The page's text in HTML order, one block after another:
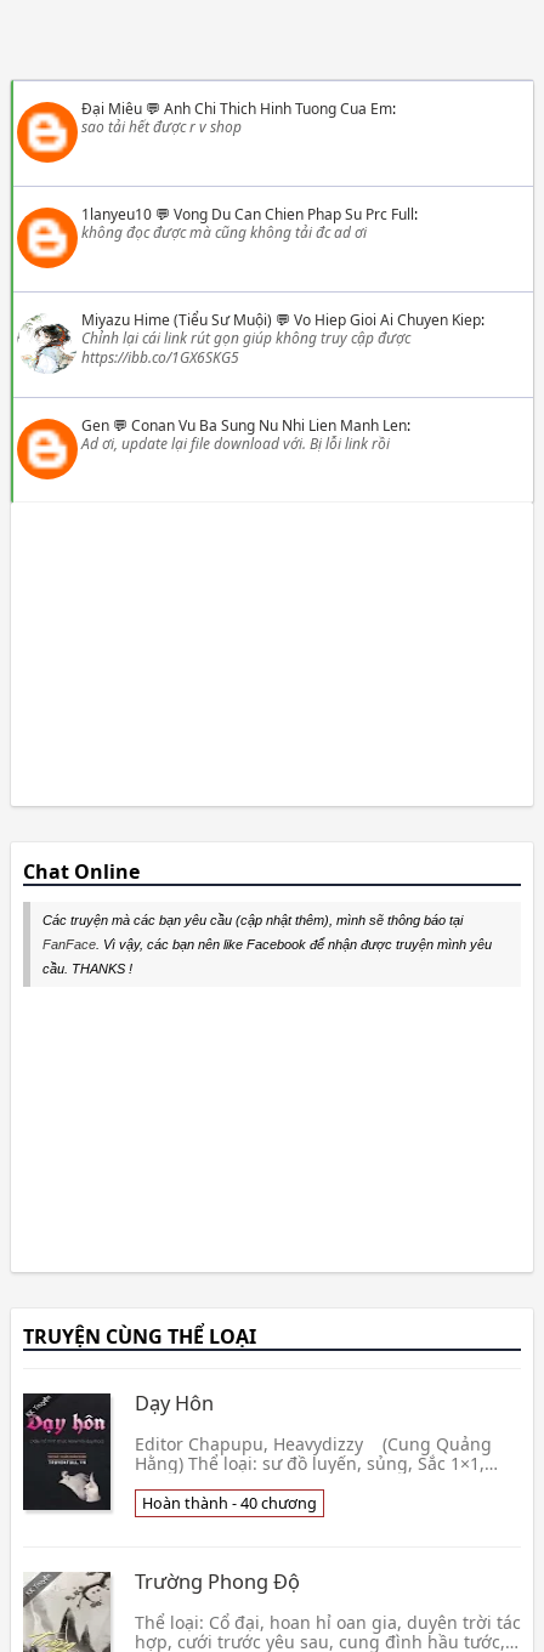
Đại Miêu💬 Anh Chi Thich Hinh Tuong Cua Em:
sao tải hết được r v shop
1lanyeu10💬 Vong Du Can Chien Phap Su Prc Full:
không đọc được mà cũng không tải đc ad ơi
Miyazu Hime (Tiểu Sư Muội) 💬 Vo Hiep Gioi Ai Chuyen Kiep:
Chỉnh lại cái link rút gọn giúp không truy cập được
https://ibb.co/1GX6SKG5
Gen💬 Conan Vu Ba Sung Nu Nhi Lien Manh Len:
Ad ơi, update lại file download với. Bị lỗi link rồi
Chat Online
Các truyện mà các bạn yêu cầu (cập nhật thêm), mình sẽ thông báo tại
FanFace. Vì vậy, các bạn nên like Facebook để nhận được truyện mình yêu
cầu. THANKS !
TRUYỆN CÙNG THỂ LOẠI
Dạy Hôn
Editor Chapupu, Heavydizzy (Cung Quảng
Hằng) Thể loại: sư đồ luyến, sủng, Sắc 1×1,
câu chuyện vô 👦 Quân Quân Quân
Hoàn thành - 40 chương
Trường Phong Độ
Thể loại: Cổ đại, hoan hỉ oan gia, duyên trời tác
hợp, cưới trước yêu sau, cung đình hầu tước,